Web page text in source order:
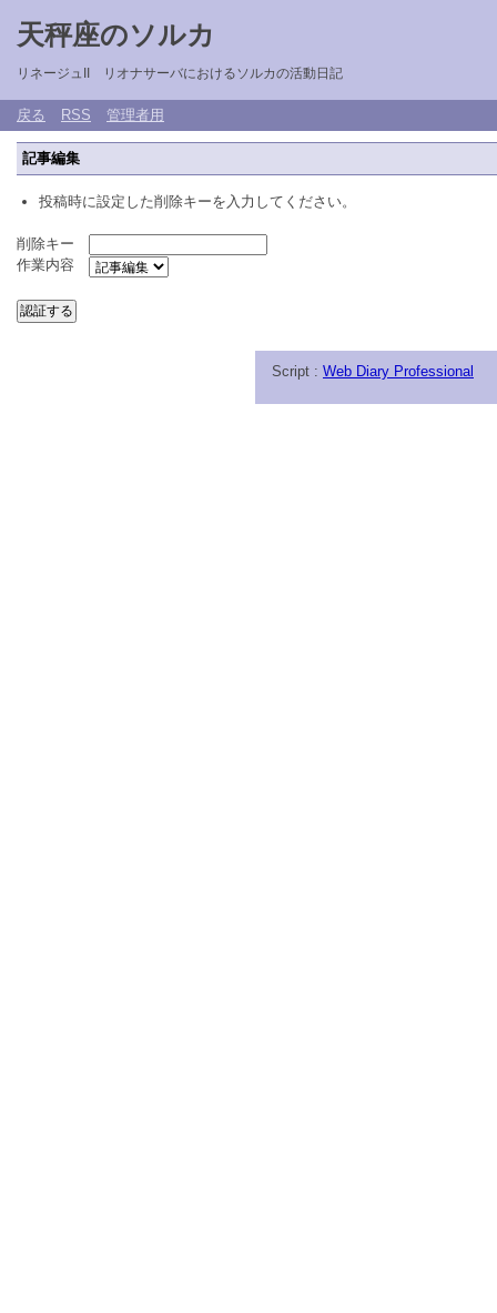
天秤座のソルカ
リネージュII リオナサーバにおけるソルカの活動日記
戻る RSS 管理者用
記事編集
投稿時に設定した削除キーを入力してください。
削除キー
作業内容
Script : Web Diary Professional